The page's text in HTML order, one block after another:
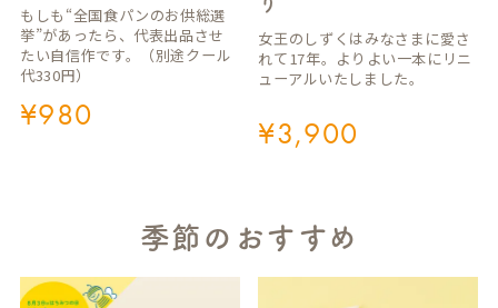
もしも“全国食パンのお供総選
挙”があったら、代表出品させ
たい自信作です。（別途クール
代330円）
¥980
女王のしずくはみなさまに愛さ
れて17年。よりよい一本にリニ
ューアルいたしました。
¥3,900
季節のおすすめ